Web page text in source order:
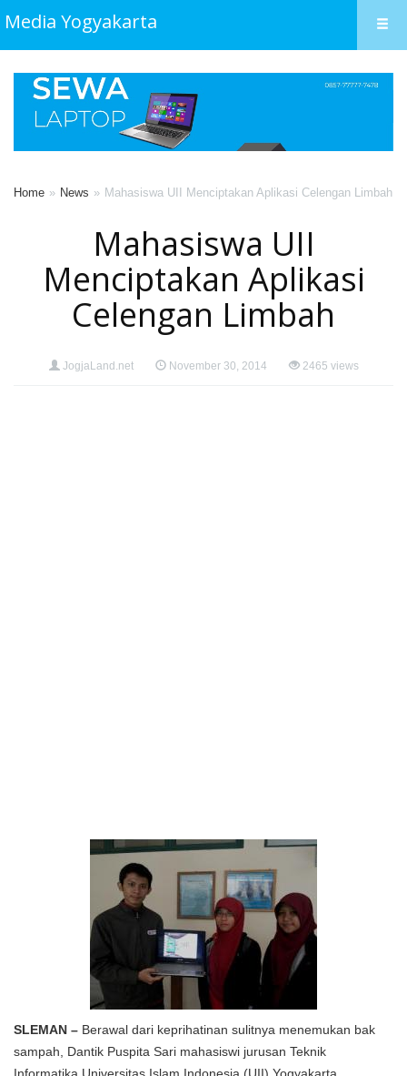
Media Yogyakarta
Home News Mahasiswa UII Menciptakan Aplikasi Celengan Limbah
Mahasiswa UII
Menciptakan Aplikasi
Celengan Limbah
JogjaLand.net November 30, 2014 2465 views
SLEMAN – Berawal dari keprihatinan sulitnya menemukan bak
sampah, Dantik Puspita Sari mahasiswi jurusan Teknik